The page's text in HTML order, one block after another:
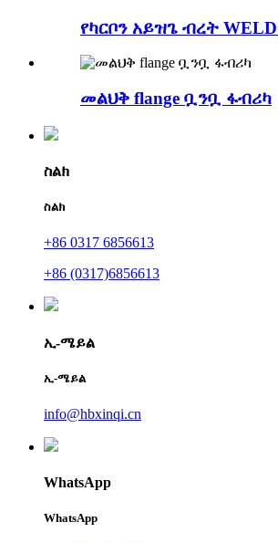
የካርቦን አይዝጌ ብረት
መልህቅ flange ቧንቧ ፋብሪካ
ስልክ
ስልክ
+86 0317 6856613
+86 (0317)6856613
ኢ-ሜይል
ኢ-ሜይል
info@hbxinqi.cn
WhatsApp
WhatsApp